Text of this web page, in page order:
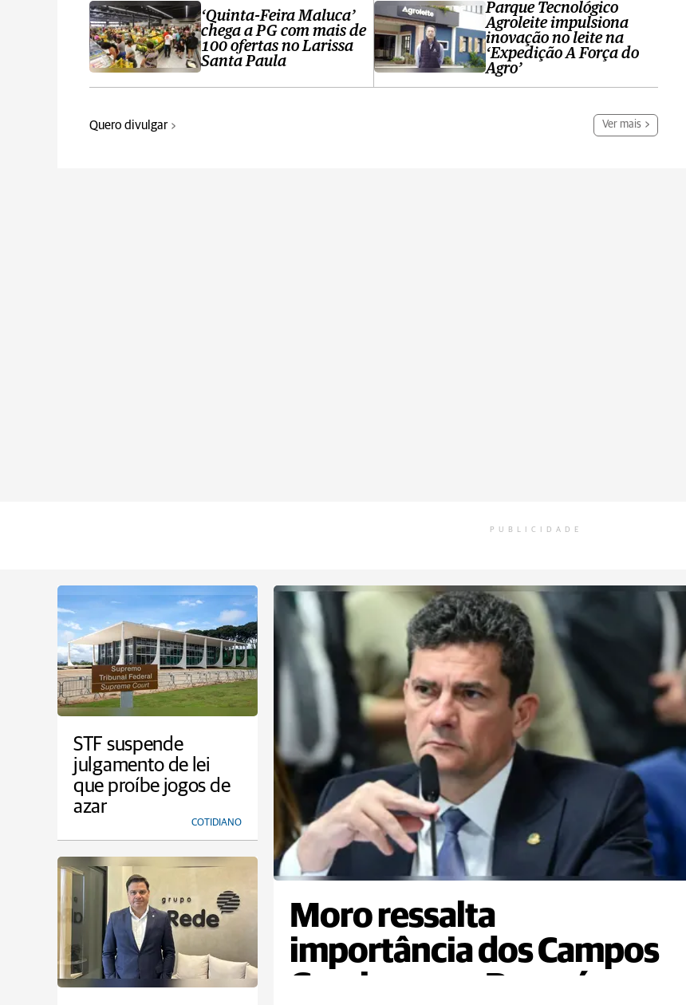
‘Quinta-Feira Maluca’
chega a PG com mais de
100 ofertas no Larissa
Santa Paula
Parque Tecnológico
Agroleite impulsiona
inovação no leite na
‘Expedição A Força do
Agro’
Quero divulgar Ver mais
PUBLICIDADE
STF suspende
julgamento de lei
que proíbe jogos de
azar
COTIDIANO
Moro ressalta
importância dos Campos
Gerais para o Paraná